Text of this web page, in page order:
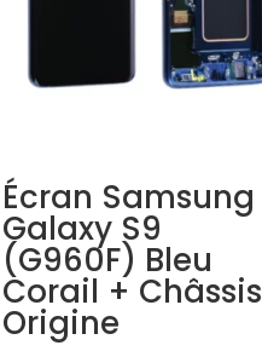
Écran Samsung
Galaxy S9
(G960F) Bleu
Corail + Châssis
Origine